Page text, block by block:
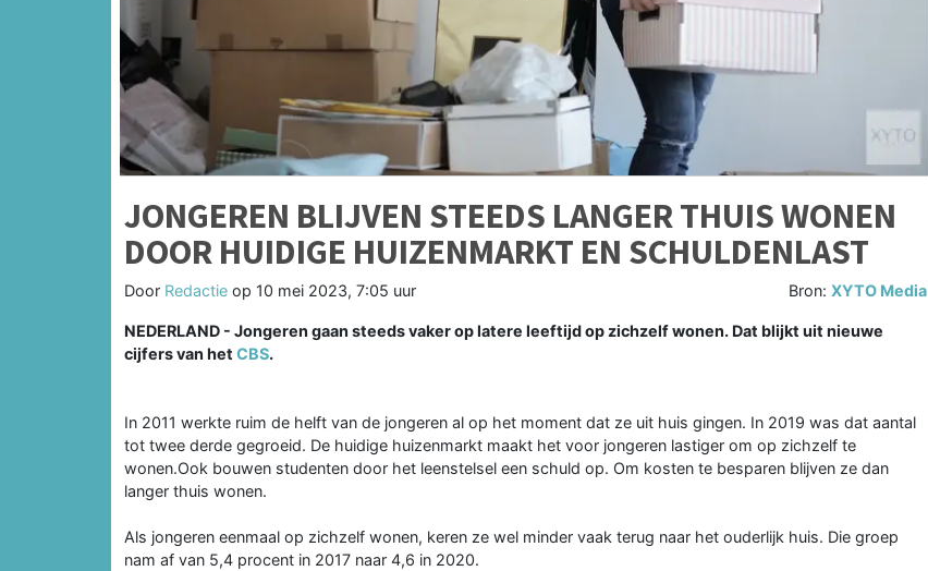
JONGEREN BLIJVEN STEEDS LANGER THUIS WONEN
DOOR HUIDIGE HUIZENMARKT EN SCHULDENLAST
Door Redactie op 10 mei 2023, 7:05 uur Bron:XYTO Media
NEDERLAND - Jongeren gaan steeds vaker op latere leeftijd op zichzelf wonen. Dat blijkt uit nieuwe
cijfers van het CBS.
In 2011 werkte ruim de helft van de jongeren al op het moment dat ze uit huis gingen. In 2019 was dat aantal
tot twee derde gegroeid. De huidige huizenmarkt maakt het voor jongeren lastiger om op zichzelf te
wonen.Ook bouwen studenten door het leenstelsel een schuld op. Om kosten te besparen blijven ze dan
langer thuis wonen.
Als jongeren eenmaal op zichzelf wonen, keren ze wel minder vaak terug naar het ouderlijk huis. Die groep
nam af van 5,4 procent in 2017 naar 4,6 in 2020.